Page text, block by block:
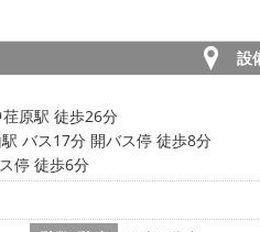
設
原駅 徒歩26分
バス17分 開バス停 徒歩8分
停 徒歩6分